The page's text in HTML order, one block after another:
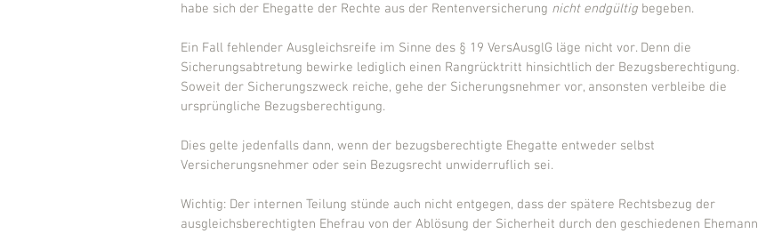
habe sich der Ehegatte der Rechte aus der Rentenversicherung nicht endgültig begeben.
Ein Fall fehlender Ausgleichsreife im Sinne des § 19 VersAusglG läge nicht vor. Denn die
Sicherungsabtretung bewirke lediglich einen Rangrücktritt hinsichtlich der Bezugsberechtigung.
Soweit der Sicherungszweck reiche, gehe der Sicherungsnehmer vor, ansonsten verbleibe die
ursprüngliche Bezugsberechtigung.
Dies gelte jedenfalls dann, wenn der bezugsberechtigte Ehegatte entweder selbst
Versicherungsnehmer oder sein Bezugsrecht unwiderruflich sei.
Wichtig: Der internen Teilung stünde auch nicht entgegen, dass der spätere Rechtsbezug der
ausgleichsberechtigten Ehefrau von der Ablösung der Sicherheit durch den geschiedenen Ehemann